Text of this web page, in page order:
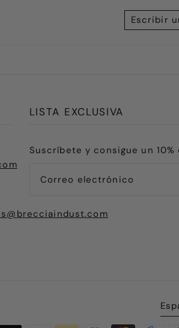
Escribir
LISTA EXCLUSIVA
Suscríbete y consigue un